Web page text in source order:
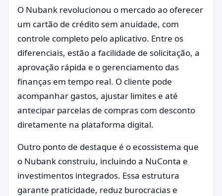
O Nubank revolucionou o mercado ao oferecer
um cartão de crédito sem anuidade, com
controle completo pelo aplicativo. Entre os
diferenciais, estão a facilidade de solicitação, a
aprovação rápida e o gerenciamento das
finanças em tempo real. O cliente pode
acompanhar gastos, ajustar limites e até
antecipar parcelas de compras com desconto
diretamente na plataforma digital.
Outro ponto de destaque é o ecossistema que
o Nubank construiu, incluindo a NuConta e
investimentos integrados. Essa estrutura
garante praticidade, reduz burocracias e